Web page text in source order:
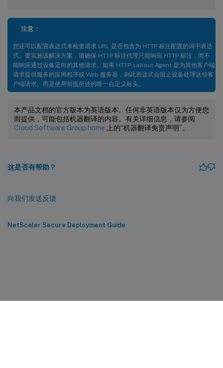
注意：
您还可以配置表达式来检查请求 URL 是否包含为 HTTP 标注配置的词干表达
式。要实施该解决方案，请确保 HTTP 标注代理只能响应 HTTP 标注，而不
能响应通过设备定向的其他请求。如果 HTTP callout Agent 是为其他客户端
请求提供服务的应用程序或 Web 服务器，则此表达式会阻止设备处理这些客
户端请求。而是使用前面所述的唯一自定义标头。
本产品文档的官方版本为英语版本。任何非英语版本仅为方便您
而提供，可能包括机器翻译的内容。有关详细信息，请参阅
Cloud Software Group home 上的“机器翻译免责声明”。
这是否有帮助？
向我们发送反馈
NetScaler Secure Deployment Guide